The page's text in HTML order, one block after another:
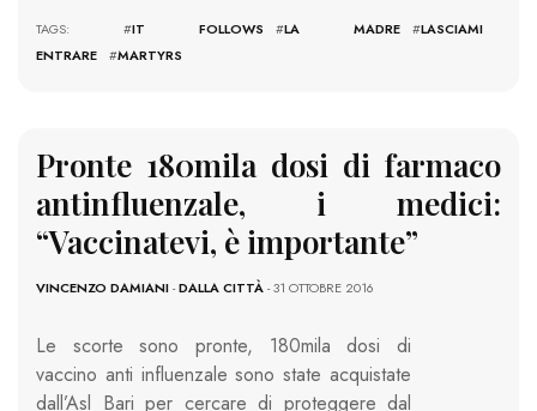
TAGS: #IT FOLLOWS #LA MADRE #LASCIAMI
ENTRARE
#MARTYRS
Pronte 180mila dosi di farmaco
antinfluenzale, i medici:
“Vaccinatevi, è importante”
VINCENZO DAMIANI-DALLA CITTÀ- 31 OTTOBRE 2016
Le scorte sono pronte, 180mila dosi di
vaccino anti influenzale sono state acquistate
dall’Asl Bari per cercare di proteggere dal